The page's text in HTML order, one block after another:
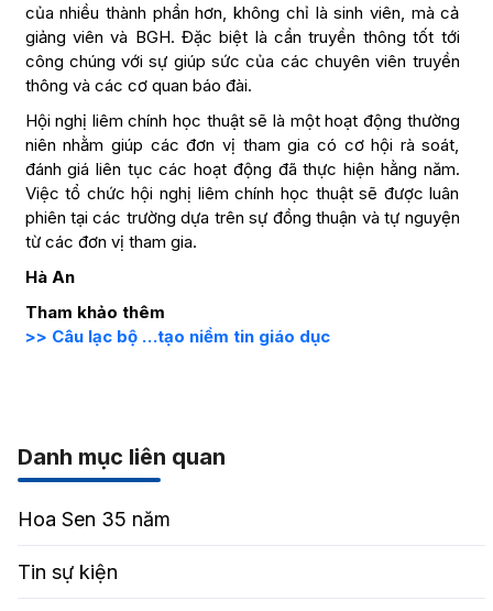
của nhiều thành phần hơn, không chỉ là sinh viên, mà cả
giảng viên và BGH. Đặc biệt là cần truyền thông tốt tới
công chúng với sự giúp sức của các chuyên viên truyền
thông và các cơ quan báo đài.
Hội nghị liêm chính học thuật sẽ là một hoạt động thường
niên nhằm giúp các đơn vị tham gia có cơ hội rà soát,
đánh giá liên tục các hoạt động đã thực hiện hằng năm.
Việc tổ chức hội nghị liêm chính học thuật sẽ được luân
phiên tại các trường dựa trên sự đồng thuận và tự nguyện
từ các đơn vị tham gia.
Hà An
Tham khảo thêm
>> Câu lạc bộ …tạo niềm tin giáo dục
Danh mục liên quan
Hoa Sen 35 năm
Tin sự kiện